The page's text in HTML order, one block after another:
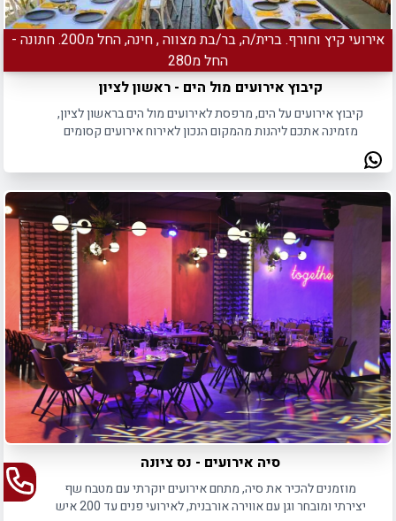
אירועי קיץ וחורף. ברית/ה, בר/בת מצווה , חינה, החל מ200. חתונה -
החל מ280
קיבוץ אירועים מול הים - ראשון לציון
קיבוץ אירועים על הים, מרפסת לאירועים מול הים בראשון לציון,
מזמינה אתכם ליהנות מהמקום הנכון לאירוח אירועים קסומים
סיה אירועים - נס ציונה
מוזמנים להכיר את סיה, מתחם אירועים יוקרתי עם מטבח שף
יצירתי ומובחר וגן עם אווירה אורבנית, לאירועי פנים עד 200 איש